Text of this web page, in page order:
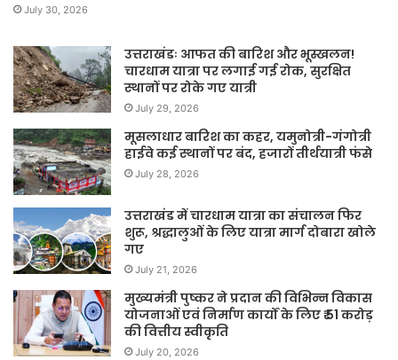
July 30, 2026
उत्तराखंडः आफत की बारिश और भूस्खलन!
चारधाम यात्रा पर लगाई गई रोक, सुरक्षित
स्थानों पर रोके गए यात्री
July 29, 2026
मूसलाधार बारिश का कहर, यमुनोत्री-गंगोत्री
हाईवे कई स्थानों पर बंद, हजारों तीर्थयात्री फंसे
July 28, 2026
उत्तराखंड में चारधाम यात्रा का संचालन फिर
शुरू, श्रद्धालुओं के लिए यात्रा मार्ग दोबारा खोले
गए
July 21, 2026
मुख्यमंत्री पुष्कर ने प्रदान की विभिन्न विकास
योजनाओं एवं निर्माण कार्यों के लिए ₹ 51 करोड़
की वित्तीय स्वीकृति
July 20, 2026